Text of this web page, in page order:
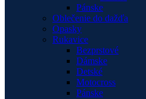
Pánske
Oblečenie do dažďa
Opasky
Rukavice
Bezprstové
Dámske
Detské
Motocross
Pánske